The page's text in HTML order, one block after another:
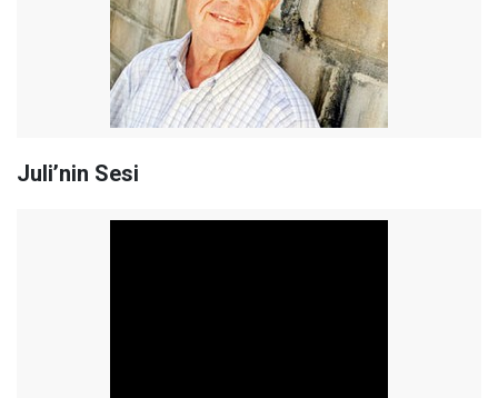
Juli’nin Sesi